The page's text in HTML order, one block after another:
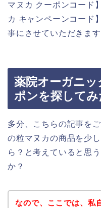
マヌカ クーポンコード
カ キャンペーンコード
事にさせていただきます
薬院オーガニ
ポンを探してみ
多分、こちらの記事を
の粒マヌカの商品を少
ら？と考えていると思
か？
なので、ここでは、私